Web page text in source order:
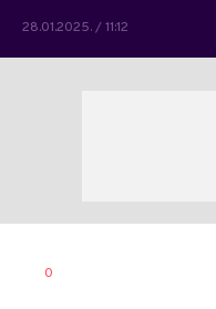
28.01.2025. / 11:12
AUTOR
0